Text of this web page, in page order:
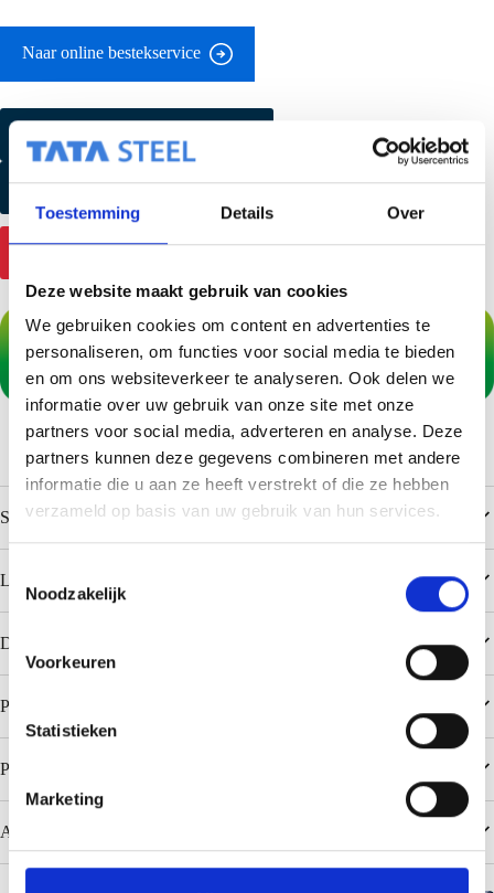
Toestemming Details Over
Deze website maakt gebruik van cookies
We gebruiken cookies om content en advertenties te
personaliseren, om functies voor social media te bieden
en om ons websiteverkeer te analyseren. Ook delen we
informatie over uw gebruik van onze site met onze
partners voor social media, adverteren en analyse. Deze
partners kunnen deze gegevens combineren met andere
informatie die u aan ze heeft verstrekt of die ze hebben
verzameld op basis van uw gebruik van hun services.
s
t
e
g
s
Noodzakelijk
Voorkeuren
Statistieken
Marketing
Naar online bestekservice
Productmonster aanvragen
Specificaties
Liniëringen
Downloads
Populaire kleuren Colorcoat Prisma
Populaire kleuren Colorcoat HPS200 Ultra
Aanbevelingen